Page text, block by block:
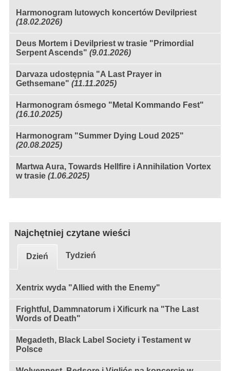
Harmonogram lutowych koncertów Devilpriest
(18.02.2026)
Deus Mortem i Devilpriest w trasie "Primordial
Serpent Ascends" (9.01.2026)
Darvaza udostępnia "A Last Prayer in
Gethsemane" (11.11.2025)
Harmonogram ósmego "Metal Kommando Fest"
(16.10.2025)
Harmonogram "Summer Dying Loud 2025"
(20.08.2025)
Martwa Aura, Towards Hellfire i Annihilation Vortex
w trasie (1.06.2025)
Najchętniej czytane wieści
Dzień Tydzień
Xentrix wyda "Allied with the Enemy"
Frightful, Dammnatorum i Xificurk na "The Last
Words of Death"
Megadeth, Black Label Society i Testament w
Polsce